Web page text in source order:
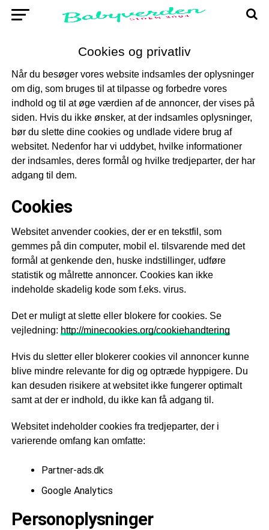
Cookies og privatliv
Når du besøger vores website indsamles der oplysninger
om dig, som bruges til at tilpasse og forbedre vores
indhold og til at øge værdien af de annoncer, der vises på
siden. Hvis du ikke ønsker, at der indsamles oplysninger,
bør du slette dine cookies og undlade videre brug af
websitet. Nedenfor har vi uddybet, hvilke informationer
der indsamles, deres formål og hvilke tredjeparter, der har
adgang til dem.
Cookies
Websitet anvender cookies, der er en tekstfil, som
gemmes på din computer, mobil el. tilsvarende med det
formål at genkende den, huske indstillinger, udføre
statistik og målrette annoncer. Cookies kan ikke
indeholde skadelig kode som f.eks. virus.
Det er muligt at slette eller blokere for cookies. Se
vejledning: http://minecookies.org/cookiehandtering
Hvis du sletter eller blokerer cookies vil annoncer kunne
blive mindre relevante for dig og optræde hyppigere. Du
kan desuden risikere at websitet ikke fungerer optimalt
samt at der er indhold, du ikke kan få adgang til.
Websitet indeholder cookies fra tredjeparter, der i
varierende omfang kan omfatte:
Partner-ads.dk
Google Analytics
Personoplysninger